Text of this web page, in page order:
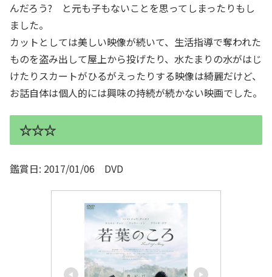
んだろう? と元も子もないことを思ってしまったりもし
ました。
カットとしては美しい映像が続いて、生活指導で奪われた
ものを盗み出して屋上から投げたり、水たまりの水がはじ
けたりスカートがひるがえったりする映像は綺麗だけど、
お話自体は個人的には興味の持続が続かない映画でした。
☆☆☆
鑑賞日: 2017/01/06 DVD